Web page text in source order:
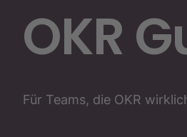
OKR
Für Teams, die OKR